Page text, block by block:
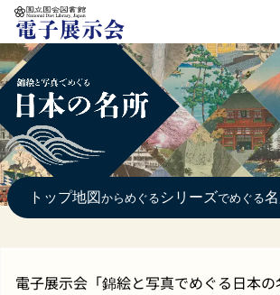
本文へ移動
トップ地図 からめぐる シリーズでめぐる
電子展示会「錦絵と写真でめぐる日本